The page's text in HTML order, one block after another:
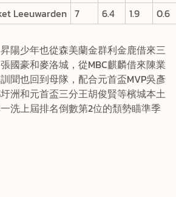
Leeuwarden 7 6.4 1.9 0.6
陽少年也從森美蘭金群利金鹿借來三
國豪和麥洛城，從MBC麒麟借來陳業
聞也回到母隊，配合元首盃MVP吳彥
洲和元首盃三分王胡俊賢等檳城本土
洗上屆排名倒數第2位的頹勢瞄準季